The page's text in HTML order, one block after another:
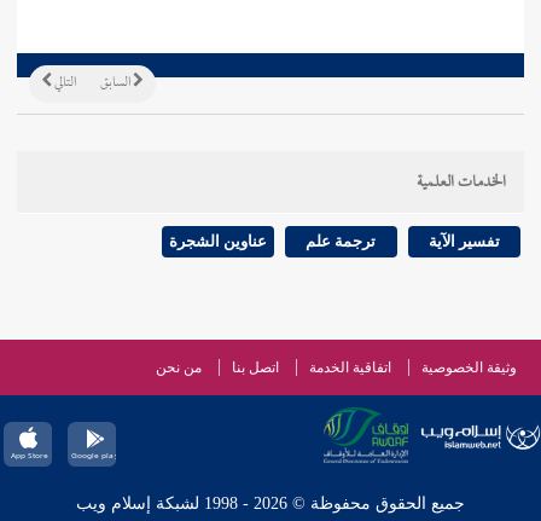
التالي السابق
الخدمات العلمية
تفسير الآية ترجمة علم عناوين الشجرة
وثيقة الخصوصية اتفاقية الخدمة اتصل بنا من نحن
جميع الحقوق محفوظة © 2026 - 1998 لشبكة إسلام ويب